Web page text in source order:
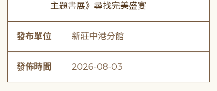
主題書展》尋找完美盛宴
發布單位 新莊中港分館
發佈時間 2026-08-03